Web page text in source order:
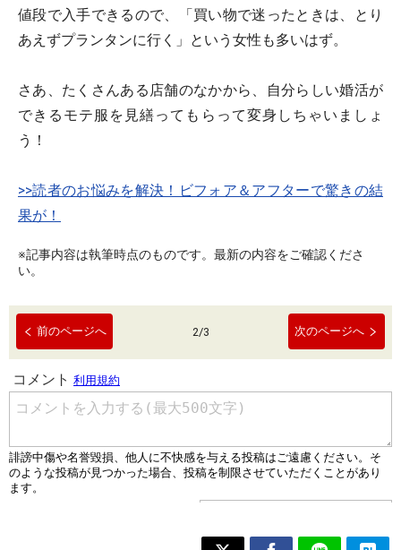
値段で入手できるので、「買い物で迷ったときは、とり
あえずプランタンに行く」という女性も多いはず。
さあ、たくさんある店舗のなかから、自分らしい婚活が
できるモテ服を見繕ってもらって変身しちゃいましょ
う！
>>読者のお悩みを解決！ビフォア＆アフターで驚きの結
果が！
※記事内容は執筆時点のものです。最新の内容をご確認くださ
い。
前のページへ 2/3 次のページへ